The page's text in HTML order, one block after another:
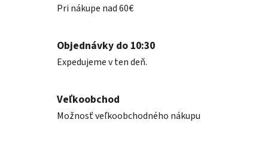
Pri nákupe nad 60€
Objednávky do 10:30
Expedujeme v ten deň.
Veľkoobchod
Možnosť veľkoobchodného nákupu